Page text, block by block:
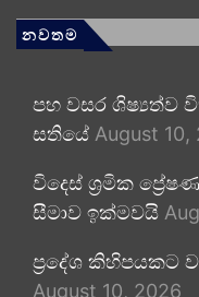
නවතම
පහ වසර ශිෂ්‍යත්ව
සතියේ August 10,
විදෙස් ශ්‍රමික
සීමාව ඉක්මවයි
ප්‍රදේශ කිහිපයකට
August 10, 2026